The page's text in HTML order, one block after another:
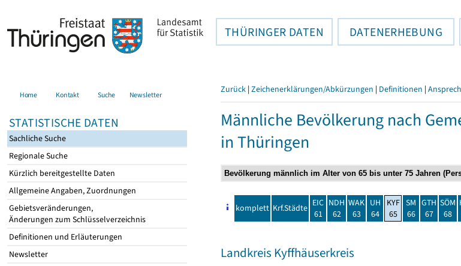
THÜRINGER DATEN DATENERHEBUNG
Home Kontakt Suche Newsletter
STATISTISCHE DATEN
Sachliche Suche
Regionale Suche
Kürzlich bereitgestellte Daten
Allgemeine Angaben, Zuordnungen
Gebietsveränderungen,
Änderungen zum Schlüsselverzeichnis
Definitionen und Erläuterungen
Newsletter
Zurück | Zeichenerklärungen/Abkürzungen | Definitionen |
Männliche Bevölkerung nach
in Thüringen
komplett Krf.Städte EIC
61
NDH
62
WAK
63
UH
64
KYF
65
SM
66
GTH
67
SÖM
68
Landkreis Kyffhäuserkreis